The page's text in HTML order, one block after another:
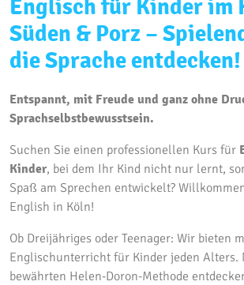
Englisch für Kinder im
Süden & Porz –
die Sprache entdecken!
Entspannt, mit Freude und ganz ohne
Sprachselbstbewusstsein.
Suchen Sie einen professionellen Kurs für
Kinder, bei dem Ihr Kind nicht nur lernt,
Spaß am Sprechen entwickelt?
English in Köln!
Ob Dreijähriges oder Teenager: Wir bieten
Englischunterricht für Kinder jeden Alters.
bewährten Helen-Doron-Methode